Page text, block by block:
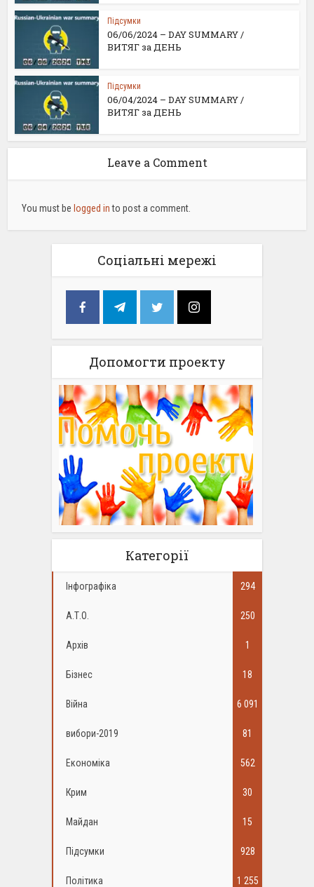
Підсумки
06/06/2024 – DAY SUMMARY /
ВИТЯГ за ДЕНЬ
Підсумки
06/04/2024 – DAY SUMMARY /
ВИТЯГ за ДЕНЬ
Leave a Comment
You must be logged into post a comment.
Соціальні мережі
Допомогти проекту
Категорії
Інфографіка 294
А.Т.О. 250
Архів 1
Бізнес 18
Війна 6 091
вибори-2019 81
Економіка 562
Крим 30
Майдан 15
Підсумки 928
Політика 1 255